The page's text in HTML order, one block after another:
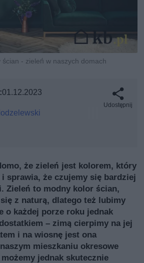
ścian - zieleń w naszych domach
01.12.2023
Udostępnij
że zieleń jest kolorem, który
sprawia, że czujemy się bardziej
Zieleń to modny kolor ścian,
z naturą, dlatego też lubimy
o każdej porze roku jednak
– zimą cierpimy na jej
i na wiosnę jest ona
mieszkaniu okresowe
jednak skutecznie